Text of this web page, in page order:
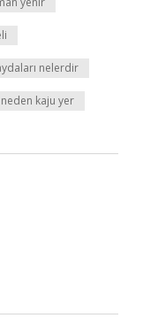
nelerdir
kaju yer